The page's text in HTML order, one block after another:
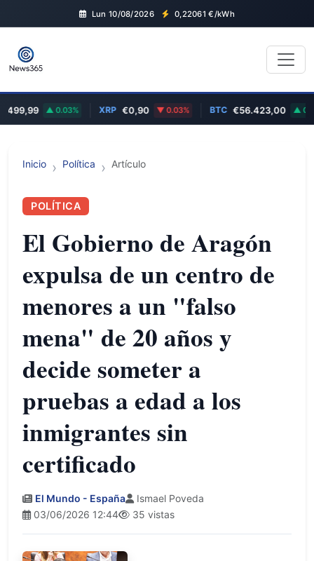
Lun 10/08/2026 0,22061 €/kWh
0.03% XRP €0,90 0.03% BTC €56.423,00 0.57%
Inicio Política Artículo
POLÍTICA
El Gobierno de Aragón
expulsa de un centro de
menores a un "falso
mena" de 20 años y
decide someter a
pruebas a edad a los
inmigrantes sin
certificado
El Mundo - España
Ismael Poveda
03/06/2026 12:44
35 vistas